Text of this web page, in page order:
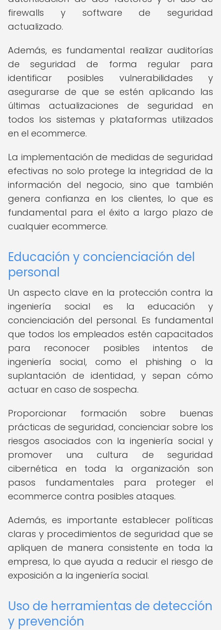
firewalls y software de seguridad
actualizado.
Además, es fundamental realizar auditorías
de seguridad de forma regular para
identificar posibles vulnerabilidades y
asegurarse de que se estén aplicando las
últimas actualizaciones de seguridad en
todos los sistemas y plataformas utilizados
en el ecommerce.
La implementación de medidas de seguridad
efectivas no solo protege la integridad de la
información del negocio, sino que también
genera confianza en los clientes, lo que es
fundamental para el éxito a largo plazo de
cualquier ecommerce.
Educación y concienciación del
personal
Un aspecto clave en la protección contra la
ingeniería social es la educación y
concienciación del personal. Es fundamental
que todos los empleados estén capacitados
para reconocer posibles intentos de
ingeniería social, como el phishing o la
suplantación de identidad, y sepan cómo
actuar en caso de sospecha.
Proporcionar formación sobre buenas
prácticas de seguridad, concienciar sobre los
riesgos asociados con la ingeniería social y
promover una cultura de seguridad
cibernética en toda la organización son
pasos fundamentales para proteger el
ecommerce contra posibles ataques.
Además, es importante establecer políticas
claras y procedimientos de seguridad que se
apliquen de manera consistente en toda la
empresa, lo que ayuda a reducir el riesgo de
exposición a la ingeniería social.
Uso de herramientas de detección
y prevención